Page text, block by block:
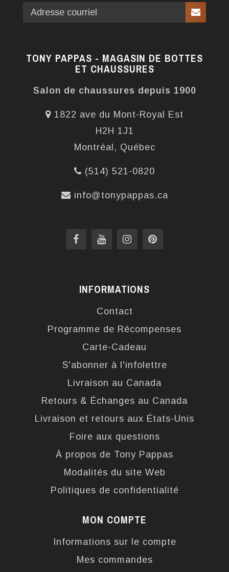
TONY PAPPAS - MAGASIN DE BOTTES
ET CHAUSSURES
Salon de chaussures depuis 1900
1822 ave du Mont-Royal Est
H2H 1J1
Montréal, Québec
(514) 521-0820
info@tonypappas.ca
INFORMATIONS
Contact
Programme de Récompenses
Carte-Cadeau
S'abonner à l'infolettre
Livraison au Canada
Retours & Échanges au Canada
Livraison et retours aux États-Unis
Foire aux questions
À propos de Tony Pappas
Modalités du site Web
Politiques de confidentialité
MON COMPTE
Informations sur le compte
Mes commandes